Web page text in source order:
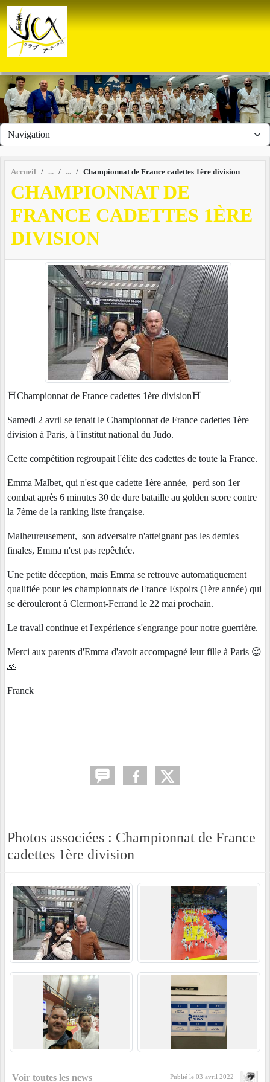
Accueil Championnat de France cadettes 1ère division
CHAMPIONNAT DE
FRANCE CADETTES 1ÈRE
DIVISION
⛩Championnat de France cadettes 1ère division⛩
Samedi 2 avril se tenait le Championnat de France cadettes 1ère
division à Paris, à l'institut national du Judo.
Cette compétition regroupait l'élite des cadettes de toute la France.
Emma Malbet, qui n'est que cadette 1ère année, perd son 1er
combat après 6 minutes 30 de dure bataille au golden score contre
la 7ème de la ranking liste française.
Malheureusement, son adversaire n'atteignant pas les demies
finales, Emma n'est pas repêchée.
Une petite déception, mais Emma se retrouve automatiquement
qualifiée pour les championnats de France Espoirs (1ère année) qui
se dérouleront à Clermont-Ferrand le 22 mai prochain.
Le travail continue et l'expérience s'engrange pour notre guerrière.
Merci aux parents d'Emma d'avoir accompagné leur fille à Paris 😉
🙏
Franck
Photos associées : Championnat de France
cadettes 1ère division
Voir toutes les news Publié le 03 avril 2022
Panneau de gestion des cookies